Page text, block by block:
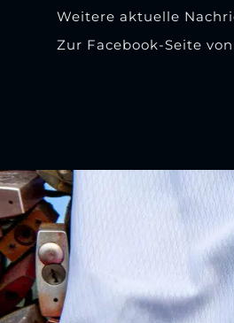
Weitere aktuelle
Zur Facebook-Seite